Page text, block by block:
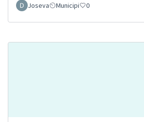
Joseva Municipi 0